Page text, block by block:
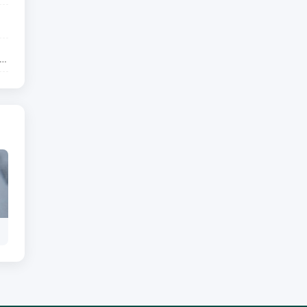
孩子六年级数学基础不稳、应用题老丢分怎么办？2026年7月小学六年级数学辅导机构推荐